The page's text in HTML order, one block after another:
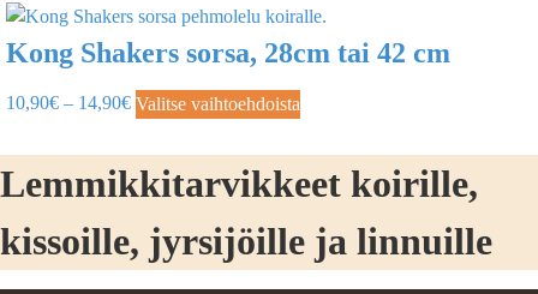
Kong Shakers sorsa, 28cm tai 42 cm
10,90€ – 14,90€ Valitse vaihtoehdoista
Lemmikkitarvikkeet koirille,
kissoille, jyrsijöille ja linnuille